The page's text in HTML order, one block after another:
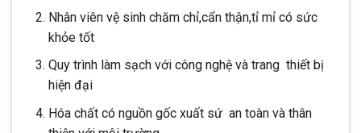
Nhân viên vệ sinh chăm chỉ,cẩn thận,tỉ mỉ có sức
khỏe tốt
Quy trình làm sạch với công nghệ và trang thiết bị
hiện đại
Hóa chất có nguồn gốc xuất sứ an toàn và thân